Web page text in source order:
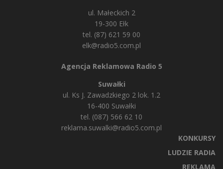
ul. Małeckich 2
19-300 Ełk
tel. (87) 621 59 00
elk@radio5.com.pl
Agencja Reklamowa Radio 5
Suwałki
ul. Ks J. Zawadzkiego 2 lok. 1.2
16-400 Suwałki
tel. (087) 566 62 10
reklama.suwalki@radio5.com.pl
KONKURSY
LUDZIE RADIA
REKLAMA